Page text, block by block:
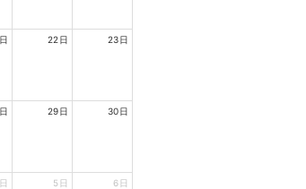
22日 23日
29日 30日
5日 6日